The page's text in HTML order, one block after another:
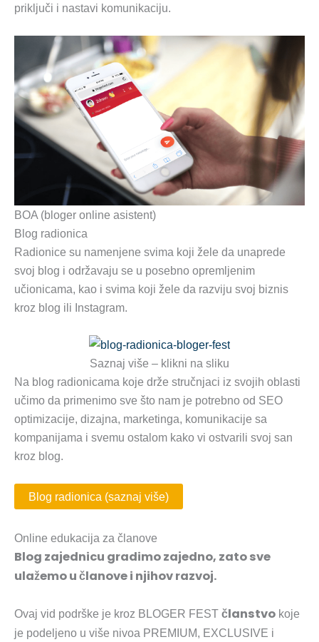
priključi i nastavi komunikaciju.
BOA (bloger online asistent)
Blog radionica
Radionice su namenjene svima koji žele da unaprede
svoj blog i održavaju se u posebno opremljenim
učionicama, kao i svima koji žele da razviju svoj biznis
kroz blog ili Instagram.
Saznaj više – klikni na sliku
Na blog radionicama koje drže stručnjaci iz svojih oblasti
učimo da primenimo sve što nam je potrebno od SEO
optimizacije, dizajna, marketinga, komunikacije sa
kompanijama i svemu ostalom kako vi ostvarili svoj san
kroz blog.
Blog radionica (saznaj više)
Online edukacija za članove
Blog zajednicu gradimo zajedno, zato sve
ulažemo u članove i njihov razvoj.
Ovaj vid podrške je kroz BLOGER FEST članstvo koje
je podeljeno u više nivoa PREMIUM, EXCLUSIVE i